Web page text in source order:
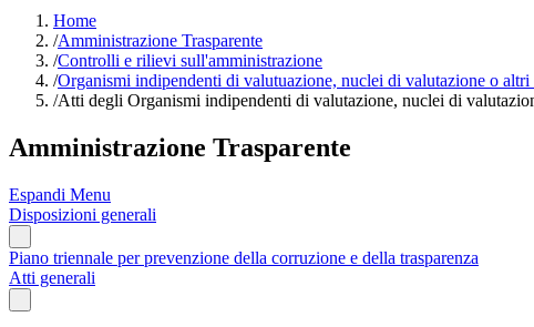
Home
/Amministrazione Trasparente
/Controlli e rilievi sull'amministrazione
/Organismi indipendenti di valutuazione, nuclei di valutazione o
/Atti degli Organismi indipendenti di valutazione, nuclei di
Amministrazione Trasparente
Espandi Menu
Disposizioni generali
Piano triennale per prevenzione della corruzione e della trasparenza
Atti generali